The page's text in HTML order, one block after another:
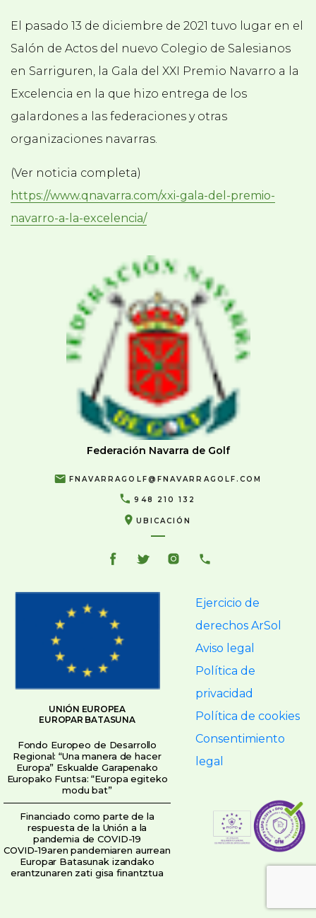
El pasado 13 de diciembre de 2021 tuvo lugar en el
Salón de Actos del nuevo Colegio de Salesianos
en Sarriguren, la Gala del XXI Premio Navarro a la
Excelencia en la que hizo entrega de los
galardones a las federaciones y otras
organizaciones navarras.
(Ver noticia completa)
https://www.qnavarra.com/xxi-gala-del-premio-
navarro-a-la-excelencia/
Federación Navarra de Golf
FNAVARRAGOLF@FNAVARRAGOLF.COM
948 210 132
UBICACIÓN
UNIÓN EUROPEA
EUROPAR BATASUNA
Fondo Europeo de Desarrollo
Regional: “Una manera de hacer
Europa” Eskualde Garapenako
Europako Funtsa: “Europa egiteko
modu bat”
Financiado como parte de la
respuesta de la Unión a la
pandemia de COVID-19
COVID-19aren pandemiaren aurrean
Europar Batasunak izandako
erantzunaren zati gisa finantztua
Ejercicio de
derechos ArSol
Aviso legal
Política de
privacidad
Política de cookies
Consentimiento
legal